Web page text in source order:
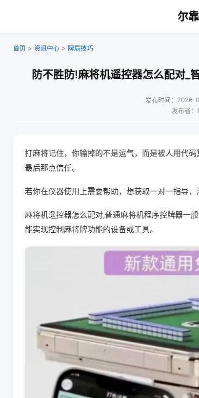
尔
首页 > 资讯中心 > 牌局技巧
防不胜防!麻将机遥控器怎么配对_
发布时间：2026-
发布者：
打麻将记住，你输掉的不是运气，而是被人用代
最后那点信任。
若你在仪器使用上需要帮助，想获取一对一指导
麻将机遥控器怎么配对;普通麻将机程序控牌器一
能实现控制麻将牌功能的设备或工具。